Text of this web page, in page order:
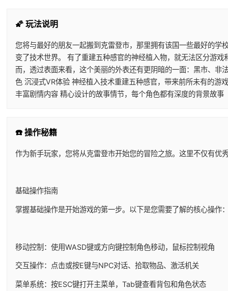
🌠 玩法说明
您将与最好的朋友一起搬到克雷登市，那里拥有该国一些最好的
变了技术世界。 有了重建五种感官的神经植入物，就无法区分游
而，透过表面来看，这个美丽的外表还有更阴暗的一面：黑市、
色 沉浸式VR体验 神经植入技术重建五种感官，带来前所未有的游
丰富剧情内容 精心设计的故事情节，每个角色都有深度的背景故事
☎️ 操作秘籍
作为新手玩家，您将从克雷登市开始您的冒险之旅。这里不仅有
基础操作指南
掌握基础操作是开始游戏的第一步。以下是您需要了解的核心操作
移动控制：使用WASD键或方向键控制角色移动，鼠标控制视角
交互操作：点击或按E键与NPC对话、拾取物品、激活机关
菜单系统：按ESC键打开主菜单，Tab键查看背包和角色状态